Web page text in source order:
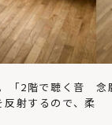
「2階で聴く音
射するので、柔
念